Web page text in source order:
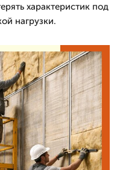
характеристик под
нагрузки.